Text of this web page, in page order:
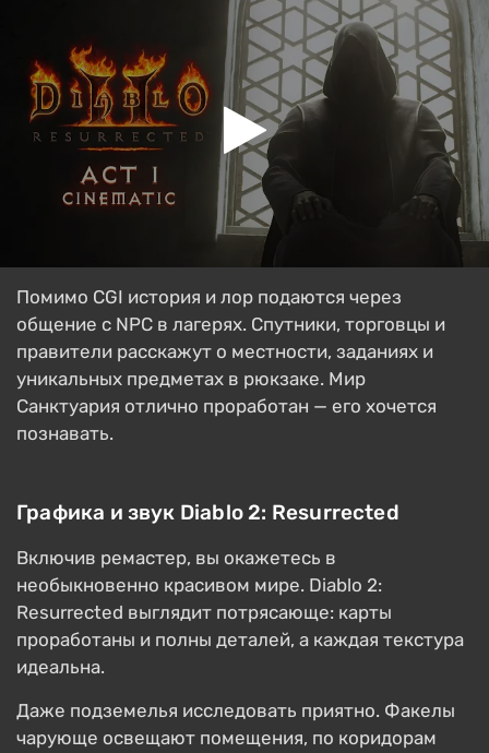
Помимо CGI история и лор подаются через
общение с NPC в лагерях. Спутники, торговцы и
правители расскажут о местности, заданиях и
уникальных предметах в рюкзаке. Мир
Санктуария отлично проработан — его хочется
познавать.
Графика и звук Diablo 2: Resurrected
Включив ремастер, вы окажетесь в
необыкновенно красивом мире. Diablo 2:
Resurrected выглядит потрясающе: карты
проработаны и полны деталей, а каждая текстура
идеальна.
Даже подземелья исследовать приятно. Факелы
чарующе освещают помещения, по коридорам